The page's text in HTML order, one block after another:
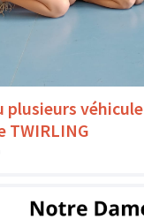
plusieurs véhicule
TWIRLING